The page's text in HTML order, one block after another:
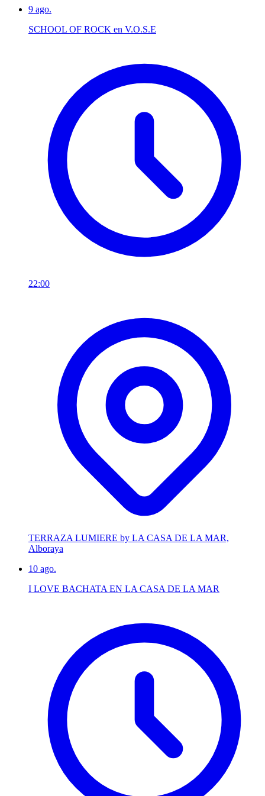
9 ago.
SCHOOL OF ROCK en V.O.S.E
22:00
TERRAZA LUMIERE by LA CASA DE LA MAR,
Alboraya
10 ago.
I LOVE BACHATA EN LA CASA DE LA MAR